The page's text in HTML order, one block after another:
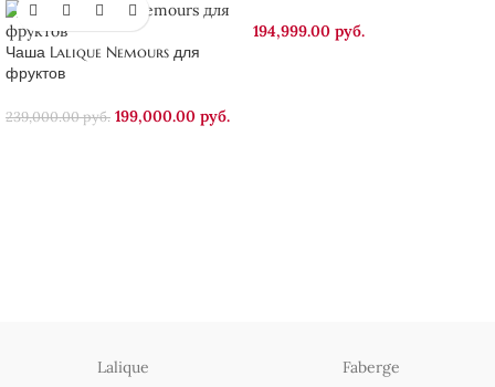
Чаша Lalique Nemours для
фруктов
239,000.00руб. 199,000.00 руб.
194,999.00 руб.
Lalique Faberge